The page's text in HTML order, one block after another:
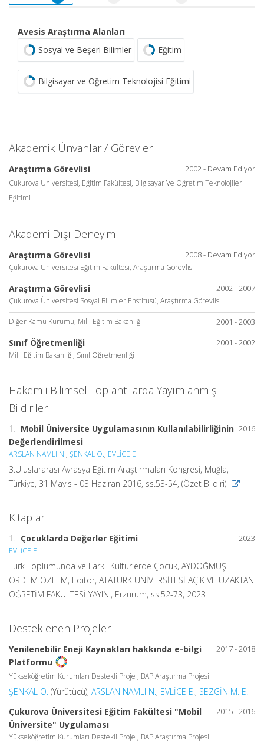
Avesis Araştırma Alanları
Sosyal ve Beşeri Bilimler
Eğitim
Bilgisayar ve Öğretim Teknolojisi Eğitimi
Akademik Ünvanlar / Görevler
2002 - Devam Ediyor
Araştırma Görevlisi
Çukurova Üniversitesi, Eğitim Fakültesi, Bilgisayar Ve Öğretim Teknolojileri
Eğitimi
Akademi Dışı Deneyim
2008 - Devam Ediyor
Araştırma Görevlisi
Çukurova Üniversitesi Eğitim Fakültesi, Araştırma Görevlisi
2002 - 2007
Araştırma Görevlisi
Çukurova Üniversitesi Sosyal Bilimler Enstitüsü, Araştırma Görevlisi
2001 - 2003
Diğer Kamu Kurumu, Milli Eğitim Bakanlığı
2001 - 2002
Sınıf Öğretmenliği
Milli Eğitim Bakanlığı, Sınıf Öğretmenliği
Hakemli Bilimsel Toplantılarda Yayımlanmış
Bildiriler
2016
1. Mobil Üniversite Uygulamasının Kullanılabilirliğinin
Değerlendirilmesi
ARSLAN NAMLI N., ŞENKAL O., EVLİCE E.
3.Uluslararası Avrasya Eğitim Araştırmaları Kongresi, Muğla,
Türkiye, 31 Mayıs - 03 Haziran 2016, ss.53-54, (Özet Bildiri)
Kitaplar
2023
1. Çocuklarda Değerler Eğitimi
EVLİCE E.
Türk Toplumunda ve Farklı Kültürlerde Çocuk, AYDOĞMUŞ
ÖRDEM ÖZLEM, Editör, ATATÜRK ÜNİVERSİTESİ AÇIK VE UZAKTAN
ÖĞRETİM FAKÜLTESİ YAYINI, Erzurum, ss.52-73, 2023
Desteklenen Projeler
2017 - 2018
Yenilenebilir Eneji Kaynakları hakkında e-bilgi
Platformu
Yükseköğretim Kurumları Destekli Proje , BAP Araştırma Projesi
ŞENKAL O. (Yürütücü), ARSLAN NAMLI N., EVLİCE E., SEZGİN M. E.
2015 - 2016
Çukurova Üniversitesi Eğitim Fakültesi "Mobil
Üniversite" Uygulaması
Yükseköğretim Kurumları Destekli Proje , BAP Araştırma Projesi